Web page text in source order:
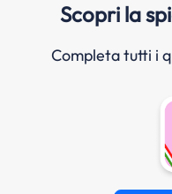
Scopri la
Completa tutti i